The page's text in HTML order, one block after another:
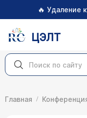
🔥 Удаление
ЦЭЛТ
Главная